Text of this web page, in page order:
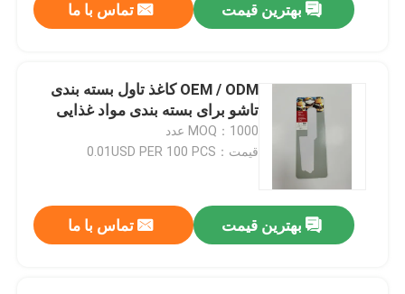
خانه
بهترین قیمت تماس با ما
OEM / ODM کاغذ تاول بسته بندی
تاشو برای بسته بندی مواد غذایی
MOQ：1000 عدد
قیمت：0.01USD PER 100 PCS
بهترین قیمت تماس با ما